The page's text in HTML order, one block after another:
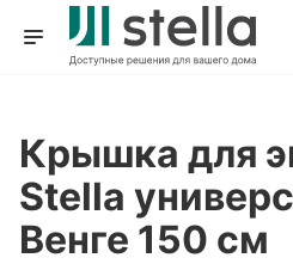
Крышка для
Stella
Венге 150 см